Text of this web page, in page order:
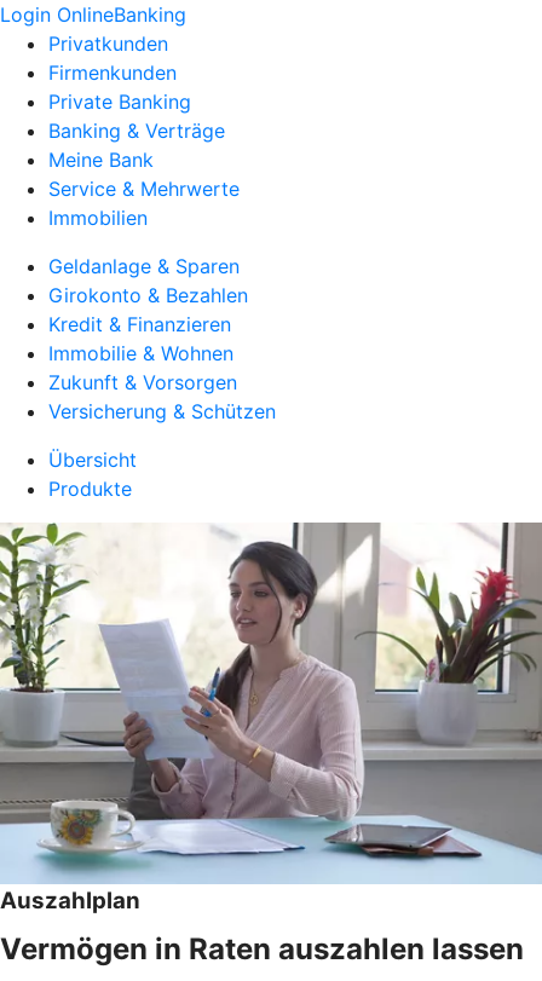
Login OnlineBanking
Privatkunden
Firmenkunden
Private Banking
Banking & Verträge
Meine Bank
Service & Mehrwerte
Immobilien
Geldanlage & Sparen
Girokonto & Bezahlen
Kredit & Finanzieren
Immobilie & Wohnen
Zukunft & Vorsorgen
Versicherung & Schützen
Übersicht
Produkte
Auszahlplan
Vermögen in Raten auszahlen lassen